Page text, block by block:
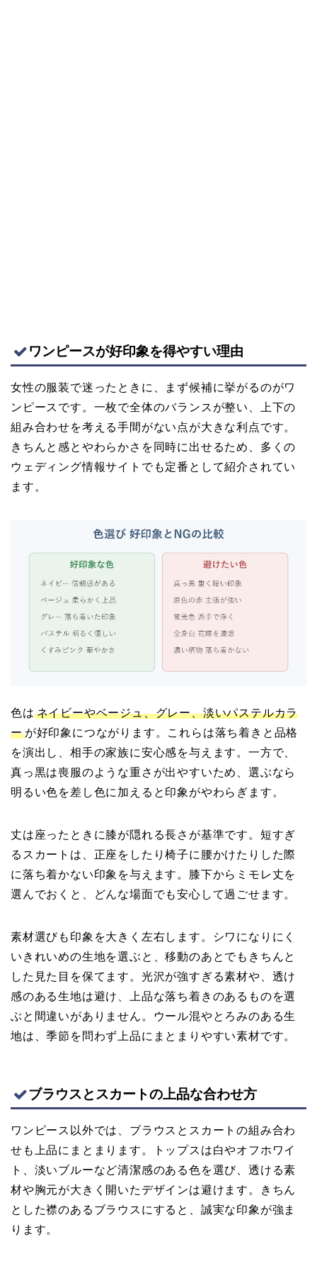
ワンピースが好印象を得やすい理由
女性の服装で迷ったときに、まず候補に挙がるのがワ
ンピースです。一枚で全体のバランスが整い、上下の
組み合わせを考える手間がない点が大きな利点です。
きちんと感とやわらかさを同時に出せるため、多くの
ウェディング情報サイトでも定番として紹介されてい
ます。
色は ネイビーやベージュ、グレー、淡いパステルカラ
ーが好印象につながります。これらは落ち着きと品格
を演出し、相手の家族に安心感を与えます。一方で、
真っ黒は喪服のような重さが出やすいため、選ぶなら
明るい色を差し色に加えると印象がやわらぎます。
丈は座ったときに膝が隠れる長さが基準です。短すぎ
るスカートは、正座をしたり椅子に腰かけたりした際
に落ち着かない印象を与えます。膝下からミモレ丈を
選んでおくと、どんな場面でも安心して過ごせます。
素材選びも印象を大きく左右します。シワになりにく
いきれいめの生地を選ぶと、移動のあとでもきちんと
した見た目を保てます。光沢が強すぎる素材や、透け
感のある生地は避け、上品な落ち着きのあるものを選
ぶと間違いがありません。ウール混やとろみのある生
地は、季節を問わず上品にまとまりやすい素材です。
ブラウスとスカートの上品な合わせ方
ワンピース以外では、ブラウスとスカートの組み合わ
せも上品にまとまります。トップスは白やオフホワイ
ト、淡いブルーなど清潔感のある色を選び、透ける素
材や胸元が大きく開いたデザインは避けます。きちん
とした襟のあるブラウスにすると、誠実な印象が強ま
ります。